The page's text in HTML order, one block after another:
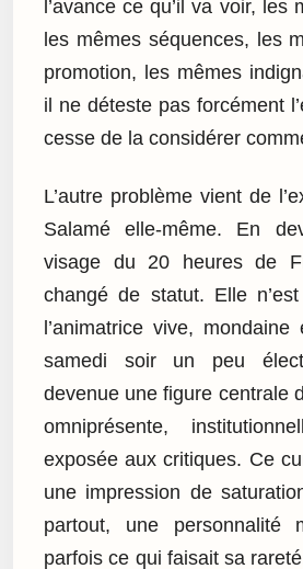
l’avance ce qu’il va voir, les
les mêmes séquences, les
promotion, les mêmes
il ne déteste pas forcément
cesse de la considérer
L’autre problème vient de
Salamé elle-même. En
visage du 20 heures de
changé de statut. Elle
l’animatrice vive, mondaine
samedi soir un peu
devenue une figure centrale
omniprésente,
exposée aux critiques. Ce
une impression de
partout, une personnalité
parfois ce qui faisait sa